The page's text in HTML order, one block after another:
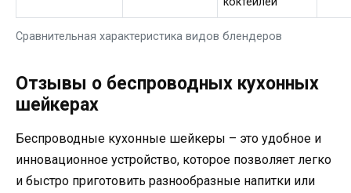
Сравнительная характеристика видов блендеров
Отзывы о беспроводных кухонных
шейкерах
Беспроводные кухонные шейкеры – это удобное и
инновационное устройство, которое позволяет легко
и быстро приготовить разнообразные напитки или